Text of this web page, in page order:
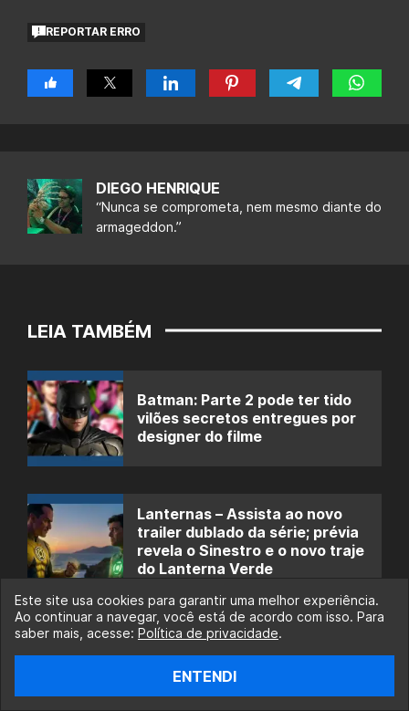
REPORTAR ERRO
DIEGO HENRIQUE
“Nunca se comprometa, nem mesmo diante do
armageddon.”
LEIA TAMBÉM
Batman: Parte 2 pode ter tido
vilões secretos entregues por
designer do filme
Lanternas – Assista ao novo
trailer dublado da série; prévia
revela o Sinestro e o novo traje
do Lanterna Verde
Atriz de Cara-de-Barro revela
como seria a aparição do
Batman de Robert Pattinson no
DCU
Este site usa cookies para garantir uma melhor experiência.
Ao continuar a navegar, você está de acordo com isso. Para
saber mais, acesse: Política de privacidade.
ENTENDI